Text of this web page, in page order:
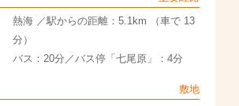
熱海 ／駅からの距離：5.1km （車で 13
分）
バス：20分／バス停「七尾原」：4分
敷地